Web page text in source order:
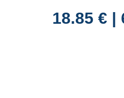
18.85 € |